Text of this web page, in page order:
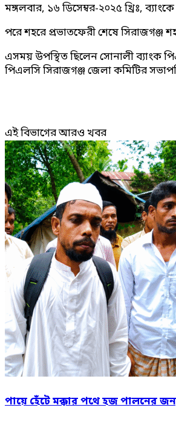
মঙ্গলবার, ১৬ ডিসেম্বর-২০২৫ খ্রিঃ,
পরে শহরে প্রভাতফেরী শেষে সিরাজগঞ্জ
এসময় উপস্থিত ছিলেন সোনালী ব্যাংক
পিএলসি সিরাজগঞ্জ জেলা কমিটির
এই বিভাগের আরও খবর
পায়ে হেঁটে মক্কার পথে হজ পালনের